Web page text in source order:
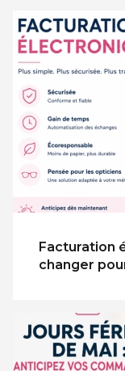
Facturation
changer